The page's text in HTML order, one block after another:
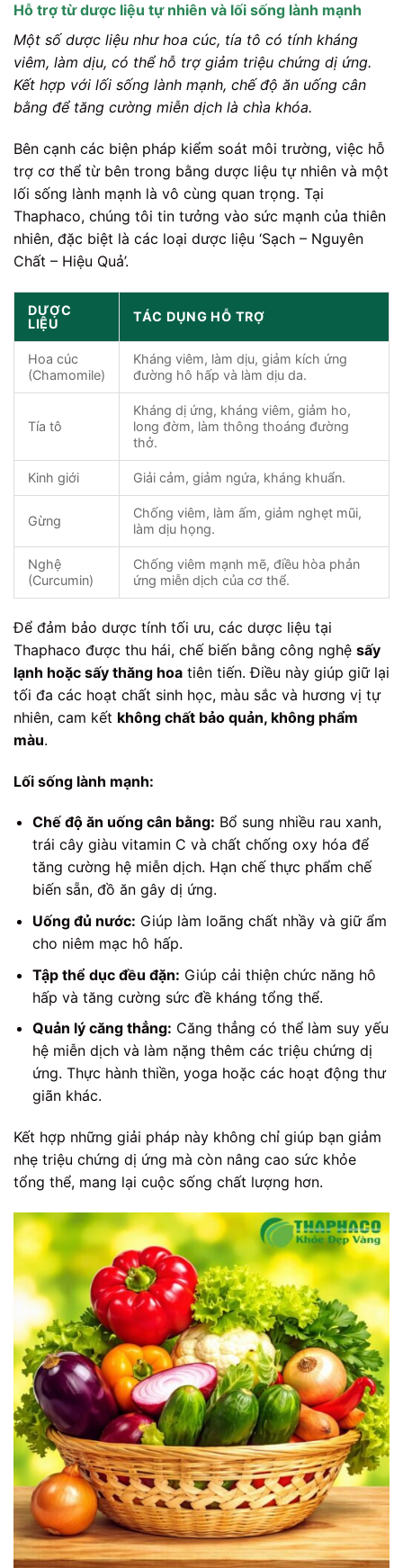
Hỗ trợ từ dược liệu tự nhiên và lối sống lành mạnh
Một số dược liệu như hoa cúc, tía tô có tính kháng
viêm, làm dịu, có thể hỗ trợ giảm triệu chứng dị ứng.
Kết hợp với lối sống lành mạnh, chế độ ăn uống cân
bằng để tăng cường miễn dịch là chìa khóa.
Bên cạnh các biện pháp kiểm soát môi trường, việc hỗ
trợ cơ thể từ bên trong bằng dược liệu tự nhiên và một
lối sống lành mạnh là vô cùng quan trọng. Tại
Thaphaco, chúng tôi tin tưởng vào sức mạnh của thiên
nhiên, đặc biệt là các loại dược liệu ‘Sạch – Nguyên
Chất – Hiệu Quả’.
DƯỢC
LIỆU
TÁC DỤNG HỖ TRỢ
Hoa cúc
(Chamomile)
Kháng viêm, làm dịu, giảm kích ứng
đường hô hấp và làm dịu da.
Tía tô
Kháng dị ứng, kháng viêm, giảm ho,
long đờm, làm thông thoáng đường
thở.
Kinh giới Giải cảm, giảm ngứa, kháng khuẩn.
Gừng
Chống viêm, làm ấm, giảm nghẹt mũi,
làm dịu họng.
Nghệ
(Curcumin)
Chống viêm mạnh mẽ, điều hòa phản
ứng miễn dịch của cơ thể.
Để đảm bảo dược tính tối ưu, các dược liệu tại
Thaphaco được thu hái, chế biến bằng công nghệ sấy
lạnh hoặc sấy thăng hoa tiên tiến. Điều này giúp giữ lại
tối đa các hoạt chất sinh học, màu sắc và hương vị tự
nhiên, cam kết không chất bảo quản, không phẩm
màu.
Lối sống lành mạnh:
Chế độ ăn uống cân bằng: Bổ sung nhiều rau xanh,
trái cây giàu vitamin C và chất chống oxy hóa để
tăng cường hệ miễn dịch. Hạn chế thực phẩm chế
biến sẵn, đồ ăn gây dị ứng.
Uống đủ nước: Giúp làm loãng chất nhầy và giữ ẩm
cho niêm mạc hô hấp.
Tập thể dục đều đặn: Giúp cải thiện chức năng hô
hấp và tăng cường sức đề kháng tổng thể.
Quản lý căng thẳng: Căng thẳng có thể làm suy yếu
hệ miễn dịch và làm nặng thêm các triệu chứng dị
ứng. Thực hành thiền, yoga hoặc các hoạt động thư
giãn khác.
Kết hợp những giải pháp này không chỉ giúp bạn giảm
nhẹ triệu chứng dị ứng mà còn nâng cao sức khỏe
tổng thể, mang lại cuộc sống chất lượng hơn.